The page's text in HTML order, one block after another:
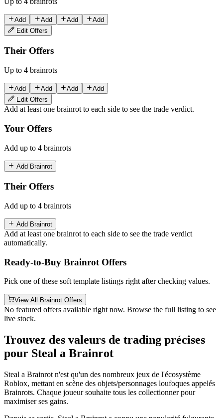
Add Add Add
Add
Edit Offers
Their Offers
Up to 4 brainrots
Add Add Add
Add
Edit Offers
Add at least one brainrot to each side to see the trade verdict.
Your Offers
Add up to 4 brainrots
Add Brainrot
Their Offers
Add up to 4 brainrots
Add Brainrot
Add at least one brainrot to each side to see the trade verdict
automatically.
Ready-to-Buy Brainrot Offers
Pick one of these soft template listings right after checking values.
View All Brainrot Offers
No featured offers available right now. Browse the full listing to see
live stock.
Trouvez des valeurs de trading précises
pour Steal a Brainrot
Steal a Brainrot n'est qu'un des nombreux jeux de l'écosystème
Roblox, mettant en scène des objets/personnages loufoques appelés
Brainrots. Chaque joueur souhaite tous les collectionner pour
maximiser ses gains.